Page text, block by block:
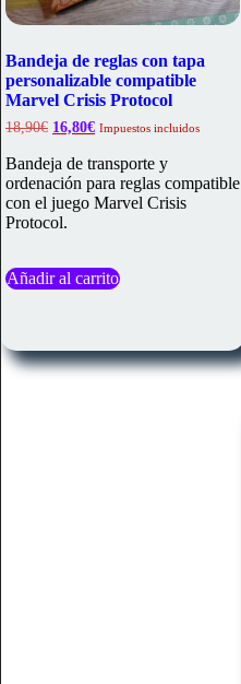
Bandeja de reglas con tapa
personalizable compatible
Marvel Crisis Protocol
18,90€ El
original
era:
18,90€.
16,80€El
actual
es:
16,80€.
Impuestos incluidos
Bandeja de transporte y
ordenación para reglas compatible
con el juego Marvel Crisis
Protocol.
Añadir al carrito